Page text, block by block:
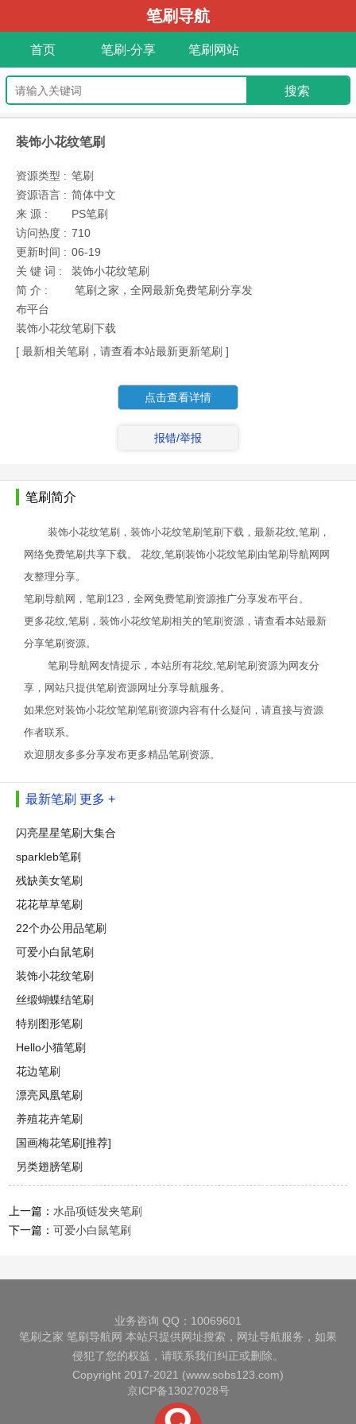
笔刷导航
首页 笔刷-分享 笔刷网站
装饰小花纹笔刷
资源类型 : 笔刷
资源语言 : 简体中文
来 源 :
PS笔刷
访问热度 : 710
更新时间 : 06-19
关 键 词 :
装饰小花纹笔刷
简 介 :
笔刷之家，全网最新免费笔刷分享发
布平台
装饰小花纹笔刷下载
[ 最新相关笔刷，请查看本站最新更新笔刷 ]
点击查看详情
报错/举报
笔刷简介
装饰小花纹笔刷，装饰小花纹笔刷笔刷下载，最新花纹,笔刷，
网络免费笔刷共享下载。 花纹,笔刷装饰小花纹笔刷由笔刷导航网网
友整理分享。
笔刷导航网，笔刷123，全网免费笔刷资源推广分享发布平台。
更多花纹,笔刷，装饰小花纹笔刷相关的笔刷资源，请查看本站最新
分享笔刷资源。
笔刷导航网友情提示，本站所有花纹,笔刷笔刷资源为网友分
享，网站只提供笔刷资源网址分享导航服务。
如果您对装饰小花纹笔刷笔刷资源内容有什么疑问，请直接与资源
作者联系。
欢迎朋友多多分享发布更多精品笔刷资源。
最新笔刷 更多 +
闪亮星星笔刷大集合
sparkleb笔刷
残缺美女笔刷
花花草草笔刷
22个办公用品笔刷
可爱小白鼠笔刷
装饰小花纹笔刷
丝缎蝴蝶结笔刷
特别图形笔刷
Hello小猫笔刷
花边笔刷
漂亮凤凰笔刷
养殖花卉笔刷
国画梅花笔刷[推荐]
另类翅膀笔刷
上一篇：水晶项链发夹笔刷
下一篇：可爱小白鼠笔刷
业务咨询 QQ：10069601
笔刷之家 笔刷导航网 本站只提供网址搜索，网址导航服务，如果
侵犯了您的权益，请联系我们纠正或删除。
Copyright 2017-2021 (www.sobs123.com)
京ICP备13027028号